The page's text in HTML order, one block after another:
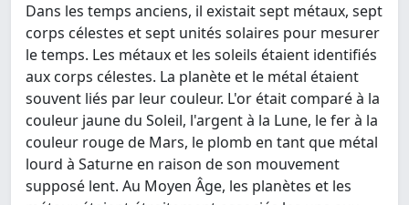
Dans les temps anciens, il existait sept métaux, sept
corps célestes et sept unités solaires pour mesurer
le temps. Les métaux et les soleils étaient identifiés
aux corps célestes. La planète et le métal étaient
souvent liés par leur couleur. L'or était comparé à la
couleur jaune du Soleil, l'argent à la Lune, le fer à la
couleur rouge de Mars, le plomb en tant que métal
lourd à Saturne en raison de son mouvement
supposé lent. Au Moyen Âge, les planètes et les